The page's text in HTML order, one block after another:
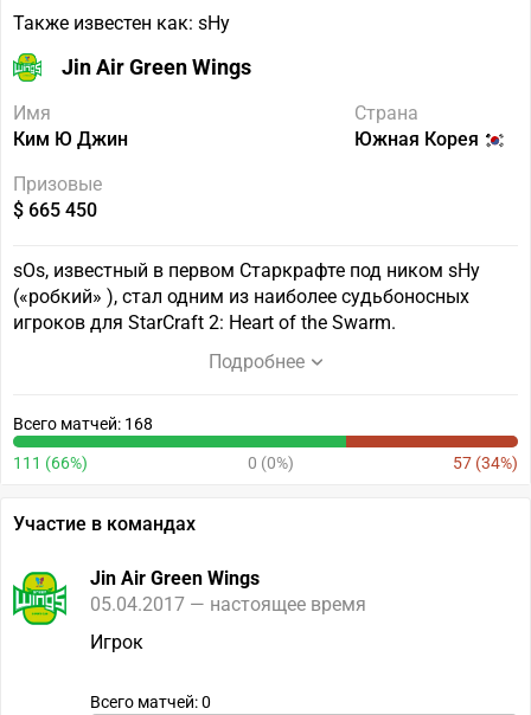
Также известен как: sHy
Jin Air Green Wings
Имя
Ким Ю Джин
Страна
Южная Корея
Призовые
$ 665 450
sOs, известный в первом Старкрафте под ником sHy
(«робкий» ), стал одним из наиболее судьбоносных
игроков для StarCraft 2: Heart of the Swarm.
Подробнее
Всего матчей: 168
111 (66%) 0 (0%) 57 (34%)
Участие в командах
Jin Air Green Wings
05.04.2017 — настоящее время
Игрок
Всего матчей: 0